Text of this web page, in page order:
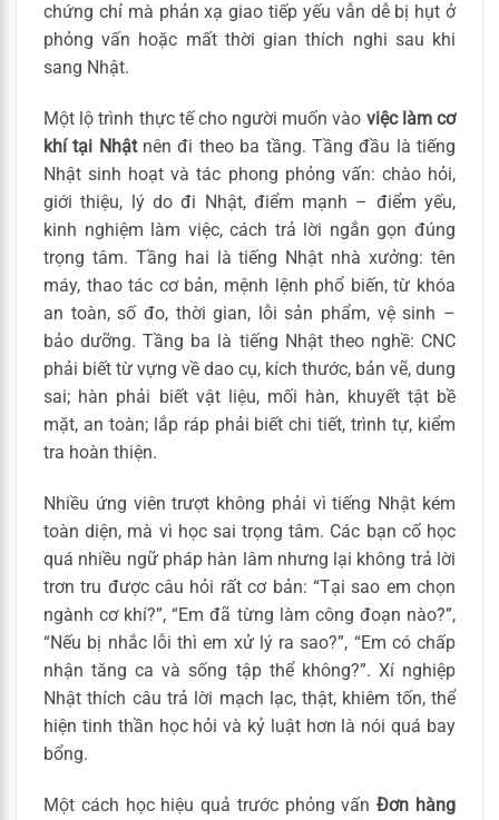
chứng chỉ mà phản xạ giao tiếp yếu vẫn dễ bị hụt ở
phỏng vấn hoặc mất thời gian thích nghi sau khi
sang Nhật.
Một lộ trình thực tế cho người muốn vào việc làm cơ
khí tại Nhậtnên đi theo ba tầng. Tầng đầu là tiếng
Nhật sinh hoạt và tác phong phỏng vấn: chào hỏi,
giới thiệu, lý do đi Nhật, điểm mạnh – điểm yếu,
kinh nghiệm làm việc, cách trả lời ngắn gọn đúng
trọng tâm. Tầng hai là tiếng Nhật nhà xưởng: tên
máy, thao tác cơ bản, mệnh lệnh phổ biến, từ khóa
an toàn, số đo, thời gian, lỗi sản phẩm, vệ sinh –
bảo dưỡng. Tầng ba là tiếng Nhật theo nghề: CNC
phải biết từ vựng về dao cụ, kích thước, bản vẽ, dung
sai; hàn phải biết vật liệu, mối hàn, khuyết tật bề
mặt, an toàn; lắp ráp phải biết chi tiết, trình tự, kiểm
tra hoàn thiện.
Nhiều ứng viên trượt không phải vì tiếng Nhật kém
toàn diện, mà vì học sai trọng tâm. Các bạn cố học
quá nhiều ngữ pháp hàn lâm nhưng lại không trả lời
trơn tru được câu hỏi rất cơ bản: “Tại sao em chọn
ngành cơ khí?”, “Em đã từng làm công đoạn nào?”,
“Nếu bị nhắc lỗi thì em xử lý ra sao?”, “Em có chấp
nhận tăng ca và sống tập thể không?”. Xí nghiệp
Nhật thích câu trả lời mạch lạc, thật, khiêm tốn, thể
hiện tinh thần học hỏi và kỷ luật hơn là nói quá bay
bổng.
Một cách học hiệu quả trước phỏng vấnĐơn hàng